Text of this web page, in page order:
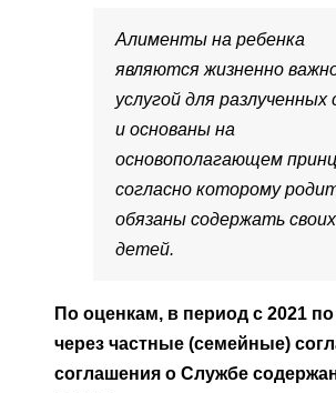
Алименты на ребенка
являются жизненно
услугой для разлученных
и основаны на
основополагающем
согласно которому
обязаны содержать своих
детей.
По оценкам, в период с 2021 по
через частные (семейные)
соглашения о Службе